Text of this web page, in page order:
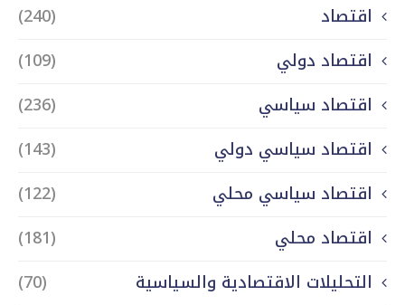
اقتصاد
(240)
اقتصاد دولي
(109)
اقتصاد سياسي
(236)
اقتصاد سياسي دولي
(143)
اقتصاد سياسي محلي
(122)
اقتصاد محلي
(181)
التحليلات الاقتصادية والسياسية
(70)